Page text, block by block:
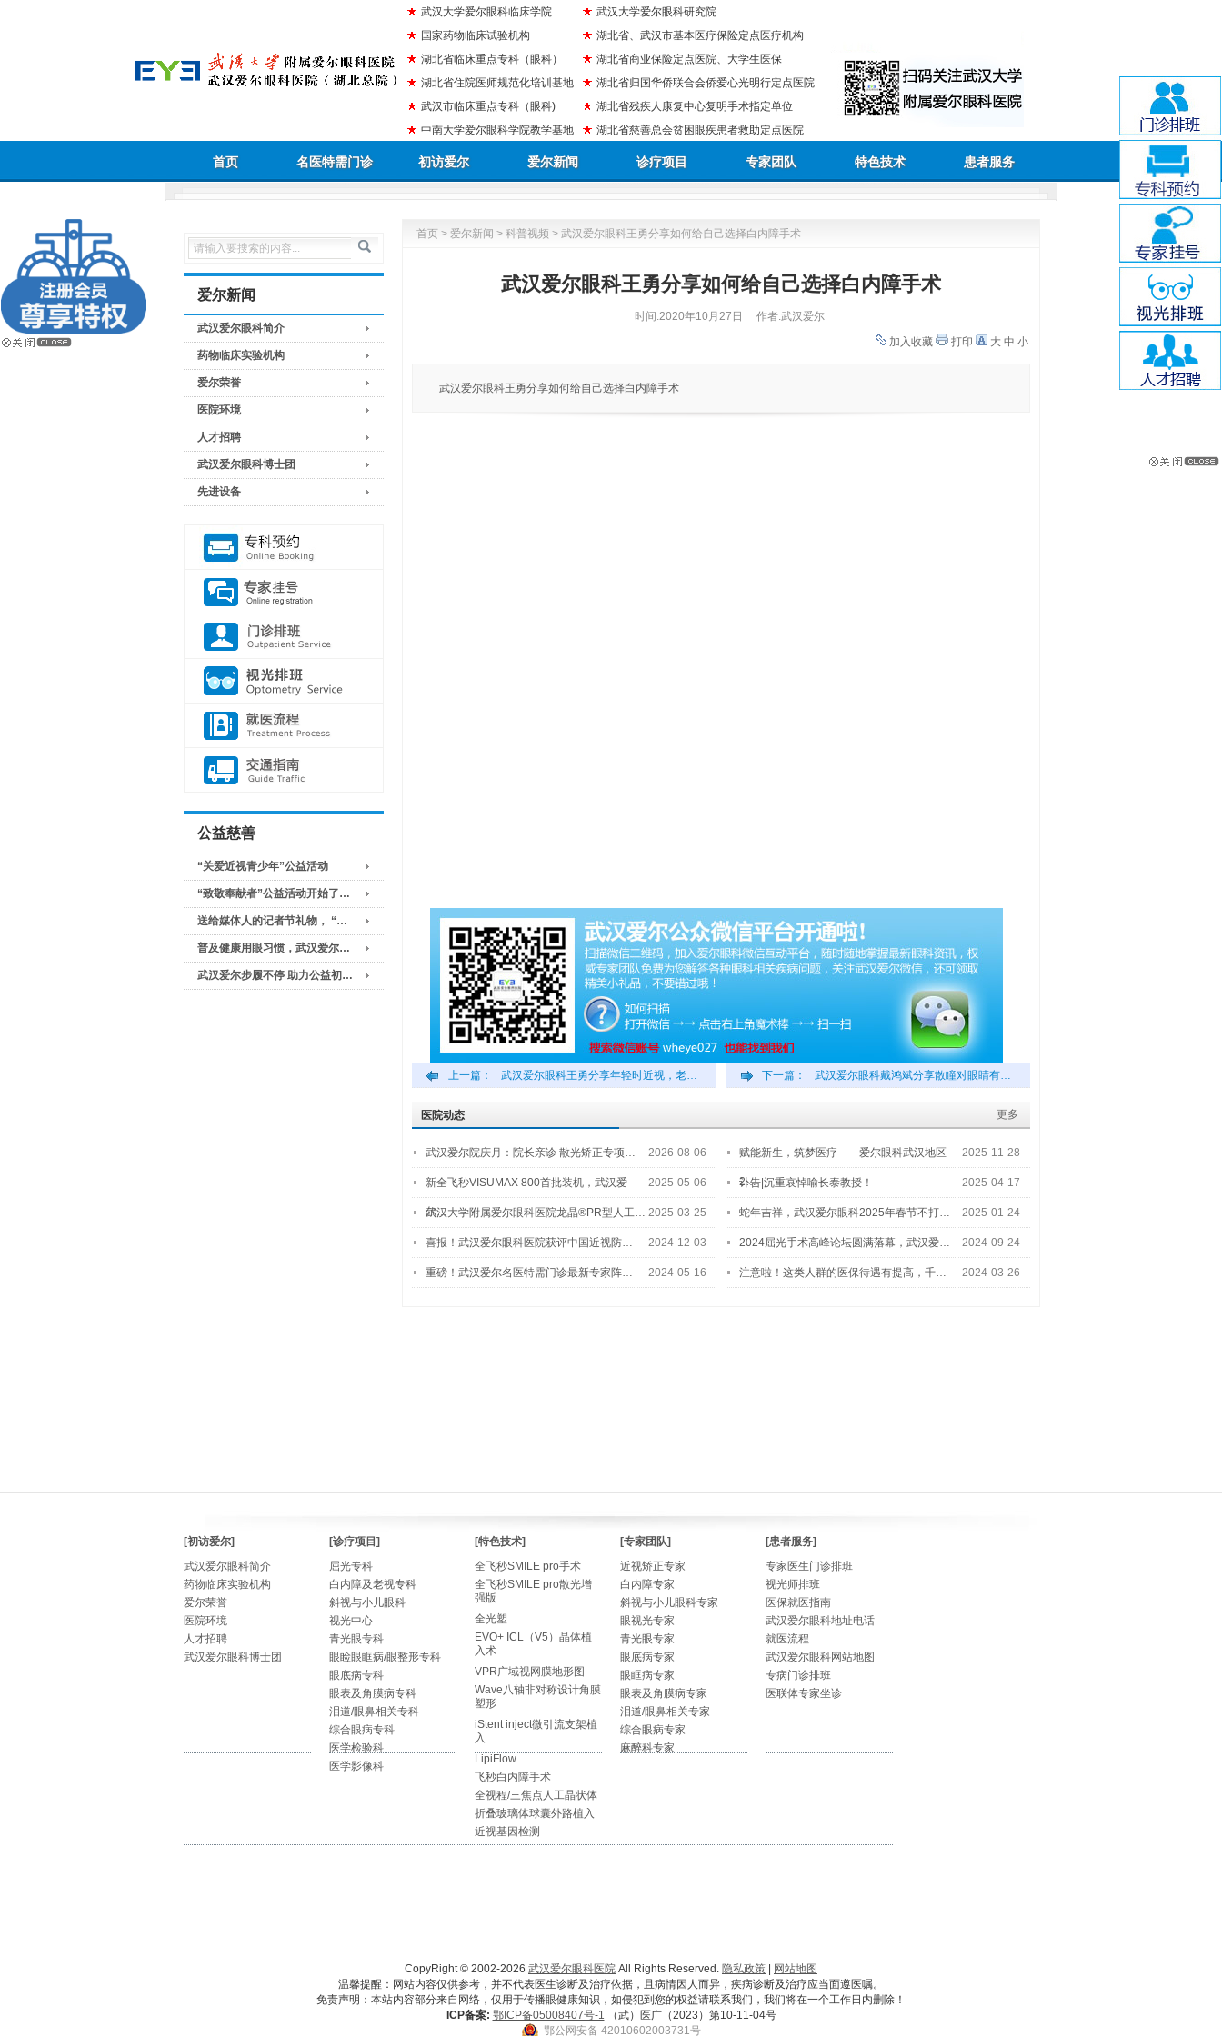
武汉大学爱尔眼科临床学院
国家药物临床试验机构
湖北省临床重点专科（眼科）
湖北省住院医师规范化培训基地
武汉市临床重点专科（眼科)
中南大学爱尔眼科学院教学基地
武汉大学爱尔眼科研究院
湖北省、武汉市基本医疗保险定点医疗机构
湖北省商业保险定点医院、大学生医保
湖北省归国华侨联合会侨爱心光明行定点医院
湖北省残疾人康复中心复明手术指定单位
湖北省慈善总会贫困眼疾患者救助定点医院
首页 名医特需门诊 初访爱尔 爱尔新闻 诊疗项目 专家团队 特色技术 患者服务
爱尔新闻
武汉爱尔眼科简介
药物临床实验机构
爱尔荣誉
医院环境
人才招聘
武汉爱尔眼科博士团
先进设备
公益慈善
“关爱近视青少年”公益活动
“致敬奉献者”公益活动开始了…
送给媒体人的记者节礼物， “…
普及健康用眼习惯，武汉爱尔…
武汉爱尔步履不停 助力公益初…
首页 > 爱尔新闻 > 科普视频 > 武汉爱尔眼科王勇分享如何给自己选择白内障手术
武汉爱尔眼科王勇分享如何给自己选择白内障手术
时间:2020年10月27日
作者:武汉爱尔
加入收藏
打印 大 中 小
武汉爱尔眼科王勇分享如何给自己选择白内障手术
上一篇： 武汉爱尔眼科王勇分享年轻时近视，老… 下一篇： 武汉爱尔眼科戴鸿斌分享散瞳对眼睛有…
更多
医院动态
武汉爱尔院庆月：院长亲诊 散光矫正专项… 2026-08-06 赋能新生，筑梦医疗——爱尔眼科武汉地区
2…
2025-11-28
新全飞秒VISUMAX 800首批装机，武汉爱
尔…
2025-05-06 讣告|沉重哀悼喻长泰教授！ 2025-04-17
武汉大学附属爱尔眼科医院龙晶®PR型人工… 2025-03-25 蛇年吉祥，武汉爱尔眼科2025年春节不打… 2025-01-24
喜报！武汉爱尔眼科医院获评中国近视防… 2024-12-03 2024屈光手术高峰论坛圆满落幕，武汉爱… 2024-09-24
重磅！武汉爱尔名医特需门诊最新专家阵… 2024-05-16 注意啦！这类人群的医保待遇有提高，千… 2024-03-26
[初访爱尔]
武汉爱尔眼科简介
药物临床实验机构
爱尔荣誉
医院环境
人才招聘
武汉爱尔眼科博士团
[诊疗项目]
屈光专科
白内障及老视专科
斜视与小儿眼科
视光中心
青光眼专科
眼睑眼眶病/眼整形专科
眼底病专科
眼表及角膜病专科
泪道/眼鼻相关专科
综合眼病专科
医学检验科
医学影像科
[特色技术]
全飞秒SMILE pro手术
全飞秒SMILE pro散光增
强版
全光塑
EVO+ ICL（V5）晶体植
入术
VPR广域视网膜地形图
Wave八轴非对称设计角膜
塑形
iStent inject微引流支架植
入
LipiFlow
飞秒白内障手术
全视程/三焦点人工晶状体
折叠玻璃体球囊外路植入
近视基因检测
[专家团队]
近视矫正专家
白内障专家
斜视与小儿眼科专家
眼视光专家
青光眼专家
眼底病专家
眼眶病专家
眼表及角膜病专家
泪道/眼鼻相关专家
综合眼病专家
麻醉科专家
[患者服务]
专家医生门诊排班
视光师排班
医保就医指南
武汉爱尔眼科地址电话
就医流程
武汉爱尔眼科网站地图
专病门诊排班
医联体专家坐诊
CopyRight © 2002-2026 武汉爱尔眼科医院 All Rights Reserved. 隐私政策
网站地图
温馨提醒：网站内容仅供参考，并不代表医生诊断及治疗依据，且病情因人而异，疾病诊断及治疗应当面遵医嘱。
免责声明：本站内容部分来自网络，仅用于传播眼健康知识，如侵犯到您的权益请联系我们，我们将在一个工作日内删除！
ICP备案: 鄂ICP备05008407号-1 （武）医广（2023）第10-11-04号
鄂公网安备 42010602003731号